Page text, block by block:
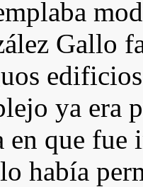
Gallo
ya era
en que fue
había